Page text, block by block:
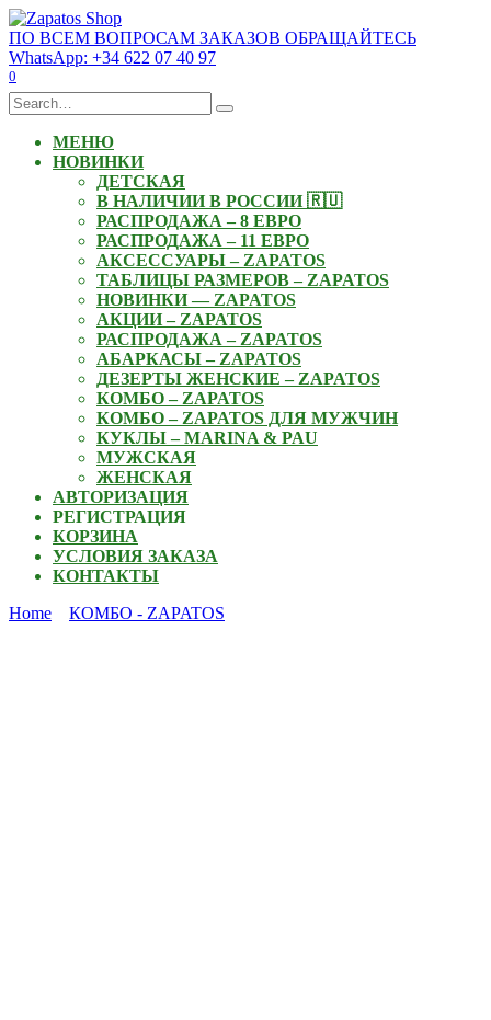
Skip
to
content
ПО ВСЕМ ВОПРОСАМ ЗАКАЗОВ ОБРАЩАЙТЕСЬ
WhatsApp: +34 622 07 40 97
0
Search
for:
МЕНЮ
НОВИНКИ
ДЕТСКАЯ
В НАЛИЧИИ В РОССИИ 🇷🇺
РАСПРОДАЖА – 8 ЕВРО
РАСПРОДАЖА – 11 ЕВРО
АКСЕССУАРЫ – ZAPATOS
ТАБЛИЦЫ РАЗМЕРОВ – ZAPATOS
НОВИНКИ — ZAPATOS
АКЦИИ – ZAPATOS
РАСПРОДАЖА – ZAPATOS
АБАРКАСЫ – ZAPATOS
ДЕЗЕРТЫ ЖЕНСКИЕ – ZAPATOS
КОМБО – ZAPATOS
КОМБО – ZAPATOS ДЛЯ МУЖЧИН
КУКЛЫ – MARINA & PAU
МУЖСКАЯ
ЖЕНСКАЯ
АВТОРИЗАЦИЯ
РЕГИСТРАЦИЯ
КОРЗИНА
УСЛОВИЯ ЗАКАЗА
КОНТАКТЫ
Home
КОМБО - ZAPATOS